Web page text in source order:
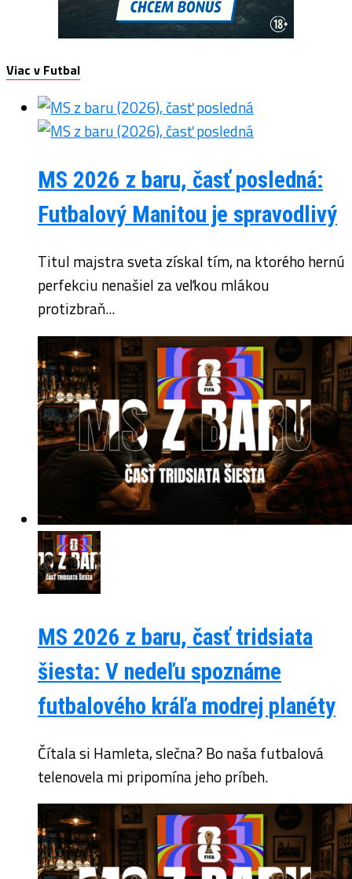
Viac v Futbal
MS 2026 z baru, časť posledná:
Futbalový Manitou je spravodlivý
Titul majstra sveta získal tím, na ktorého hernú
perfekciu nenašiel za veľkou mlákou
protizbraň...
MS 2026 z baru, časť tridsiata
šiesta: V nedeľu spoznáme
futbalového kráľa modrej planéty
Čítala si Hamleta, slečna? Bo naša futbalová
telenovela mi pripomína jeho príbeh.